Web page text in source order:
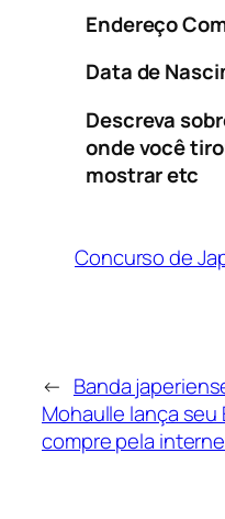
Endereço
Data de
Descreva
onde você
mostrar etc
Concurso de
← Banda
Mohaulle lança seu
compre pela